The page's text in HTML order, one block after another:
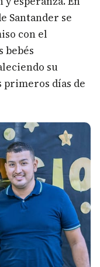
Santander se
con el
bebés
su
primeros días de